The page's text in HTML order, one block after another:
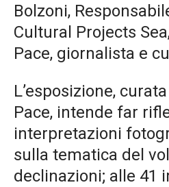
Bolzoni,
Cultural Projects
Pace, giornalista e
L’esposizione,
Pace, intende far
interpretazioni
sulla tematica del
declinazioni; alle 41